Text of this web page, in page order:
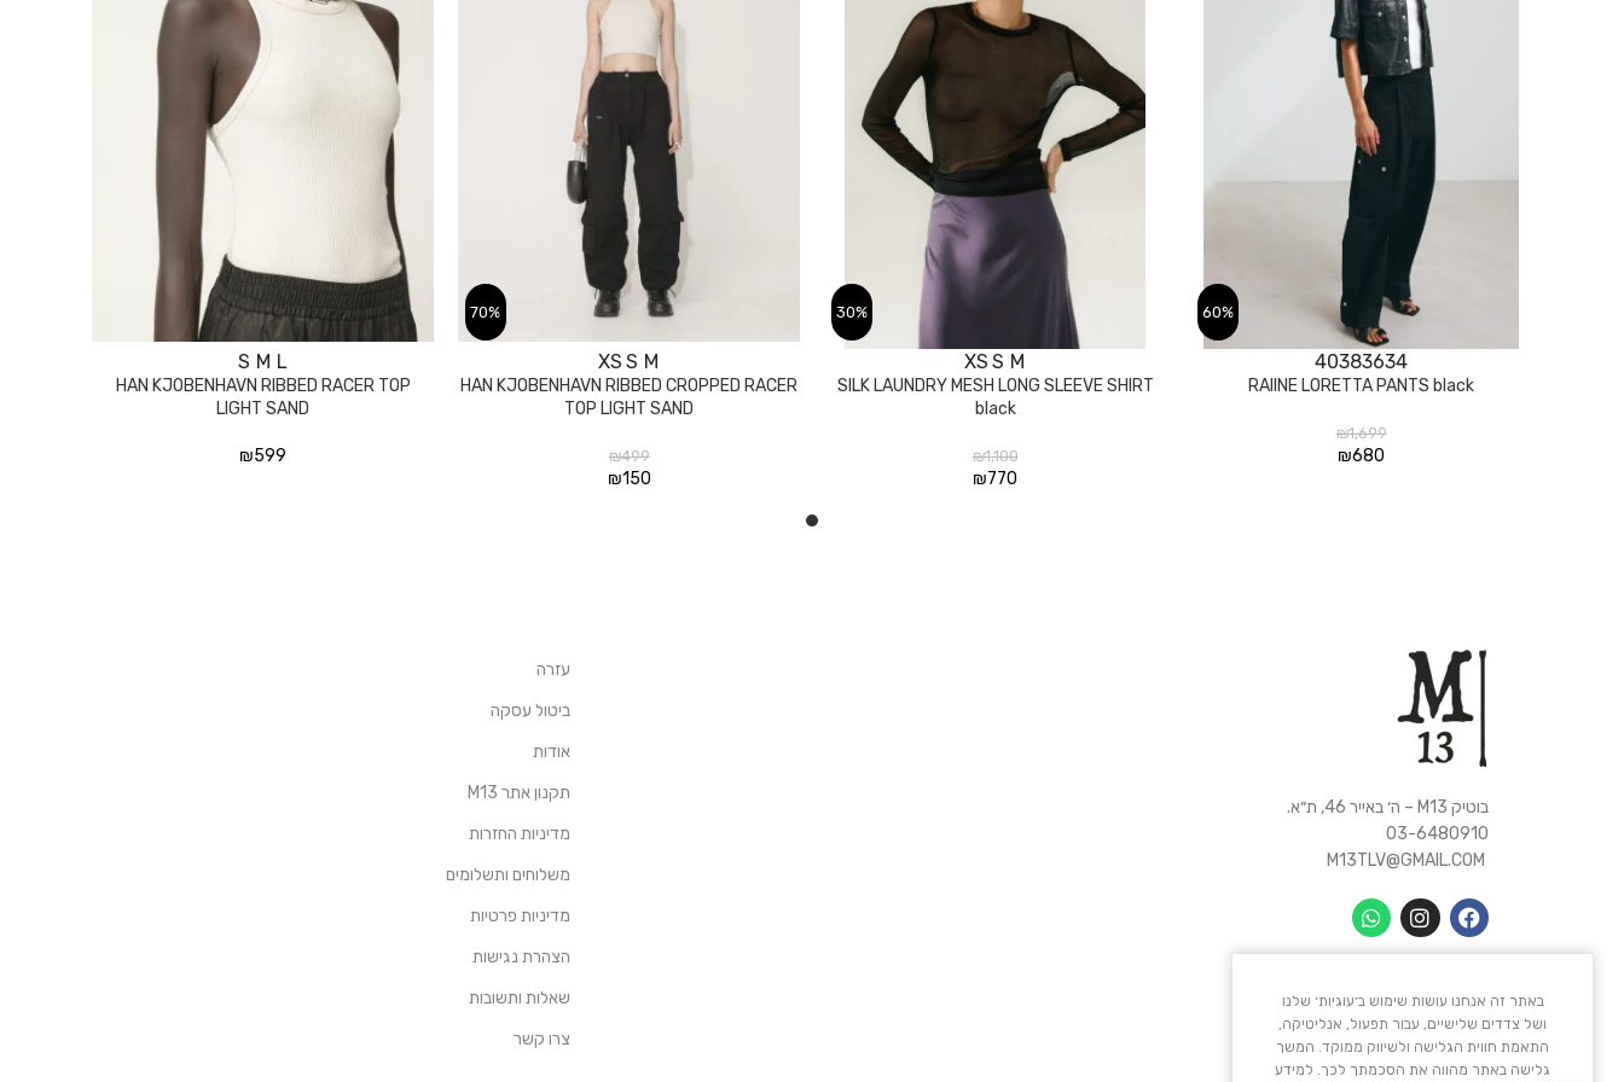
60%
34
36
38
40
RAIINE LORETTA PANTS black
₪1,699
₪680
30%
M
S
XS
SILK LAUNDRY MESH LONG SLEEVE SHIRT
black
₪1,100
₪770
70%
M
S
XS
HAN KJOBENHAVN RIBBED CROPPED RACER
TOP LIGHT SAND
₪499
₪150
L
M
S
HAN KJOBENHAVN RIBBED RACER TOP
LIGHT SAND
₪599
בוטיק M13 – ה׳ באייר 46, ת״א.
03-6480910
עזרה
ביטול עסקה
אודות
תקנון אתר M13
מדיניות החזרות
משלוחים ותשלומים
מדיניות פרטיות
הצהרת נגישות
שאלות ותשובות
צרו קשר
באתר זה אנחנו עושות שימוש ב׳עוגיות׳ שלנו
ושל צדדים שלישיים, עבור תפעול, אנליטיקה,
התאמת חווית הגלישה ולשיווק ממוקד. המשך
גלישה באתר מהווה את הסכמתך לכך. למידע